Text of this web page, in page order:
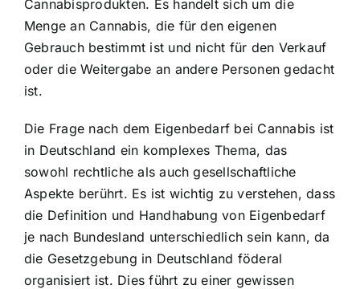
Cannabisprodukten. Es handelt sich um die
Menge an Cannabis, die für den eigenen
Gebrauch bestimmt ist und nicht für den Verkauf
oder die Weitergabe an andere Personen gedacht
ist.
Die Frage nach dem Eigenbedarf bei Cannabis ist
in Deutschland ein komplexes Thema, das
sowohl rechtliche als auch gesellschaftliche
Aspekte berührt. Es ist wichtig zu verstehen, dass
die Definition und Handhabung von Eigenbedarf
je nach Bundesland unterschiedlich sein kann, da
die Gesetzgebung in Deutschland föderal
organisiert ist. Dies führt zu einer gewissen